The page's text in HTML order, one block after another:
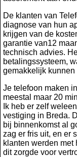
De klanten van
diagnose van hun
krijgen van de
garantie van12
technisch advies.
betalingssysteem,
gemakkelijk
Je telefoon maken
meestal maar 20
Ik heb er zelf
vestiging in Breda.
bij binnenkomst al
zag er fris uit, en er
klanten werden
dit zorgde voor